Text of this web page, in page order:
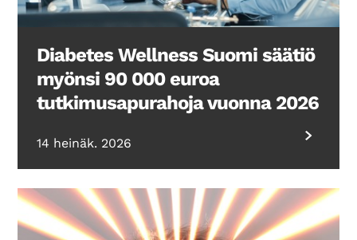
Diabetes Wellness Suomi säätiö
myönsi 90 000 euroa
tutkimusapurahoja vuonna 2026
14 heinäk. 2026